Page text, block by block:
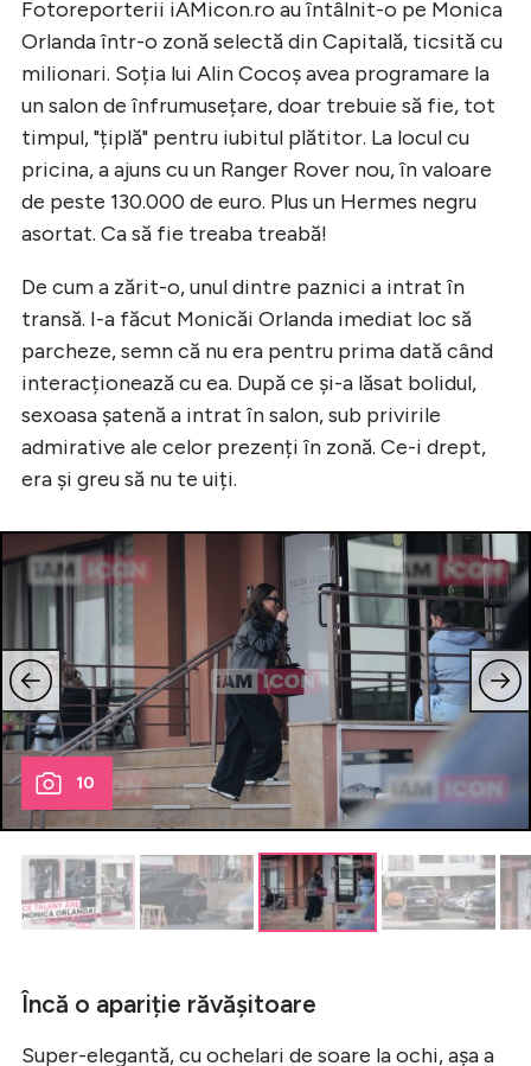
Fotoreporterii iAMicon.ro au întâlnit-o pe Monica
Orlanda într-o zonă selectă din Capitală, ticsită cu
milionari. Soția lui Alin Cocoș avea programare la
un salon de înfrumusețare, doar trebuie să fie, tot
timpul, "țiplă" pentru iubitul plătitor. La locul cu
pricina, a ajuns cu un Ranger Rover nou, în valoare
de peste 130.000 de euro. Plus un Hermes negru
asortat. Ca să fie treaba treabă!
De cum a zărit-o, unul dintre paznici a intrat în
transă. I-a făcut Monicăi Orlanda imediat loc să
parcheze, semn că nu era pentru prima dată când
interacționează cu ea. După ce și-a lăsat bolidul,
sexoasa șatenă a intrat în salon, sub privirile
admirative ale celor prezenți în zonă. Ce-i drept,
era și greu să nu te uiți.
10
Încă o apariție răvășitoare
Super-elegantă, cu ochelari de soare la ochi, așa a